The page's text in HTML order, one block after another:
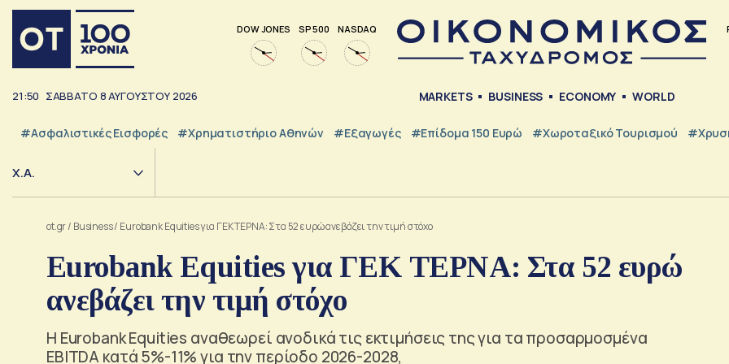
DOW JONES SP 500 NASDAQ
21:50 ΣΆΒΒΑΤΟ 8ΑΥΓΟΎΣΤΟΥ 2026 MARKETS BUSINESS ECONOMY WORLD
#Ασφαλιστικές Εισφορές #Χρηματιστήριο Αθηνών #εξαγωγές #Επίδομα 150 Ευρώ #Χωροταξικό Τουρισμού
Χ.Α.
ot.gr/ Business/ Eurobank Equities για ΓΕΚ ΤΕΡΝΑ: Στα 52 ευρώ ανεβάζει την τιμή στόχο
Eurobank Equities για ΓΕΚ ΤΕΡΝΑ: Στα 52 ευρώ
ανεβάζει την τιμή στόχο
Η Eurobank Equities αναθεωρεί ανοδικά τις εκτιμήσεις της για τα προσαρμοσμένα
EBITDA κατά 5%-11% για την περίοδο 2026-2028,